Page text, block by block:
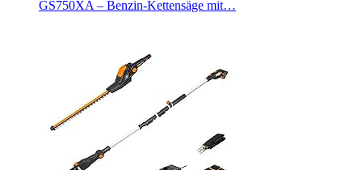
GS750XA – Benzin-Kettensäge mit…